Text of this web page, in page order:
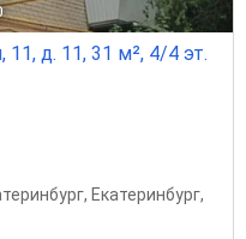
11, д. 11, 31 м², 4/4 эт.
, Екатеринбург,